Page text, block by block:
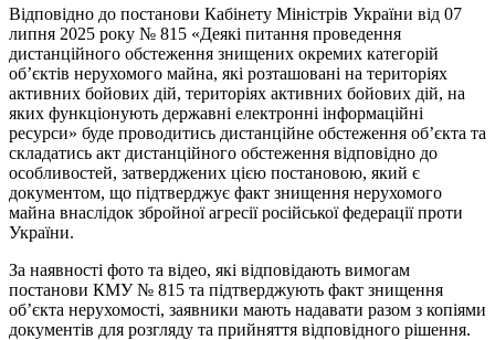
Відповідно до постанови Кабінету Міністрів України від 07
липня 2025 року № 815 «Деякі питання проведення
дистанційного обстеження знищених окремих категорій
об’єктів нерухомого майна, які розташовані на територіях
активних бойових дій, територіях активних бойових дій, на
яких функціонують державні електронні інформаційні
ресурси» буде проводитись дистанційне обстеження об’єкта та
складатись акт дистанційного обстеження відповідно до
особливостей, затверджених цією постановою, який є
документом, що підтверджує факт знищення нерухомого
майна внаслідок збройної агресії російської федерації проти
України.
За наявності фото та відео, які відповідають вимогам
постанови КМУ № 815 та підтверджують факт знищення
об’єкта нерухомості, заявники мають надавати разом з копіями
документів для розгляду та прийняття відповідного рішення.